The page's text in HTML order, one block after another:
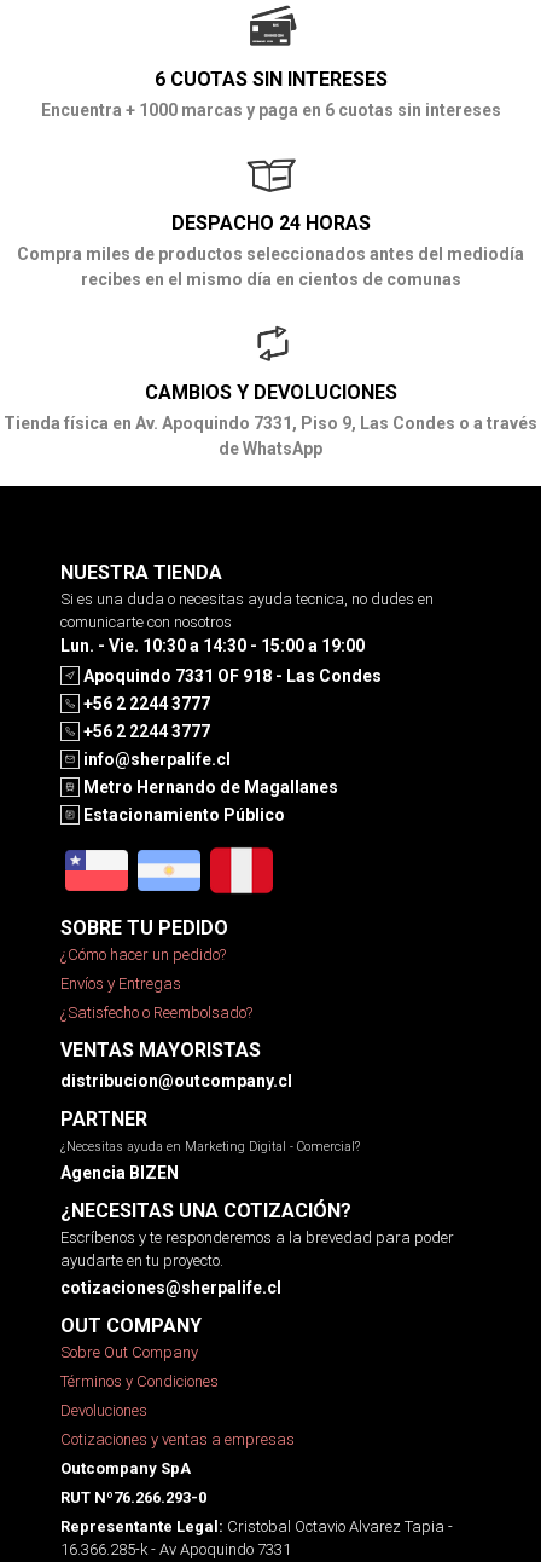
6 CUOTAS SIN INTERESES
Encuentra + 1000 marcas y paga en 6 cuotas sin intereses
DESPACHO 24 HORAS
Compra miles de productos seleccionados antes del mediodía
recibes en el mismo día en cientos de comunas
CAMBIOS Y DEVOLUCIONES
Tienda física en Av. Apoquindo 7331, Piso 9, Las Condes o a través
de WhatsApp
NUESTRA TIENDA
Si es una duda o necesitas ayuda tecnica, no dudes en
comunicarte con nosotros
Lun. - Vie. 10:30 a 14:30 - 15:00 a 19:00
Apoquindo 7331 OF 918 - Las Condes
+56 2 2244 3777
+56 2 2244 3777
info@sherpalife.cl
Metro Hernando de Magallanes
Estacionamiento Público
SOBRE TU PEDIDO
¿Cómo hacer un pedido?
Envíos y Entregas
¿Satisfecho o Reembolsado?
VENTAS MAYORISTAS
distribucion@outcompany.cl
PARTNER
¿Necesitas ayuda en Marketing Digital - Comercial?
Agencia BIZEN
¿NECESITAS UNA COTIZACIÓN?
Escríbenos y te responderemos a la brevedad para poder
ayudarte en tu proyecto.
cotizaciones@sherpalife.cl
OUT COMPANY
Sobre Out Company
Términos y Condiciones
Devoluciones
Cotizaciones y ventas a empresas
Outcompany SpA
RUT Nº76.266.293-0
Representante Legal: Cristobal Octavio Alvarez Tapia -
16.366.285-k - Av Apoquindo 7331